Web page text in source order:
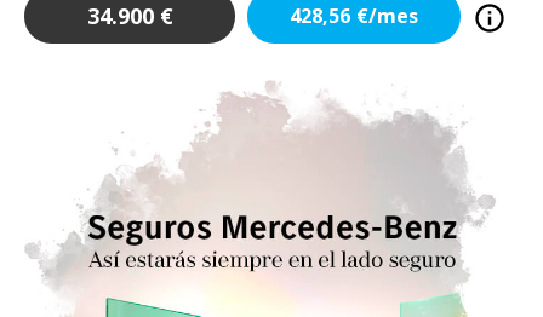
34.900 € 428,56 €/mes